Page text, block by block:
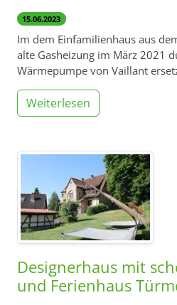
15.06.2023
Im dem Einfamilienhaus aus
alte Gasheizung im März 2021
Wärmepumpe von Vaillant
Weiterlesen
Designerhaus mit
und Ferienhaus